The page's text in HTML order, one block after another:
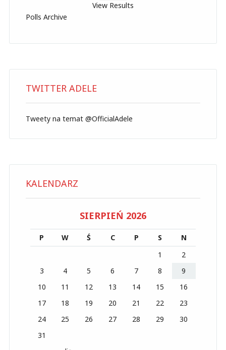
View Results
Polls Archive
TWITTER ADELE
Tweety na temat @OfficialAdele
KALENDARZ
SIERPIEŃ 2026
P W Ś C P S N
1
2
3
4 5 6 7 8
9
10
11 12 13 14 15
16
17
18 19 20 21 22
23
24
25 26 27 28 29
30
31